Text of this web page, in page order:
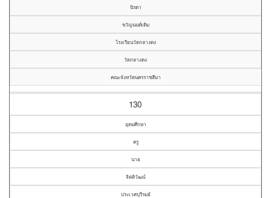
นิรดา
ขวัญนนท์เดิม
โรงเรียนวัดกลางดง
วัดกลางดง
คณะจังหวัดนครราชสีมา
130
อุดมศึกษา
ครู
นาย
จิตติวัฒน์
ประเวศบุรีรมย์